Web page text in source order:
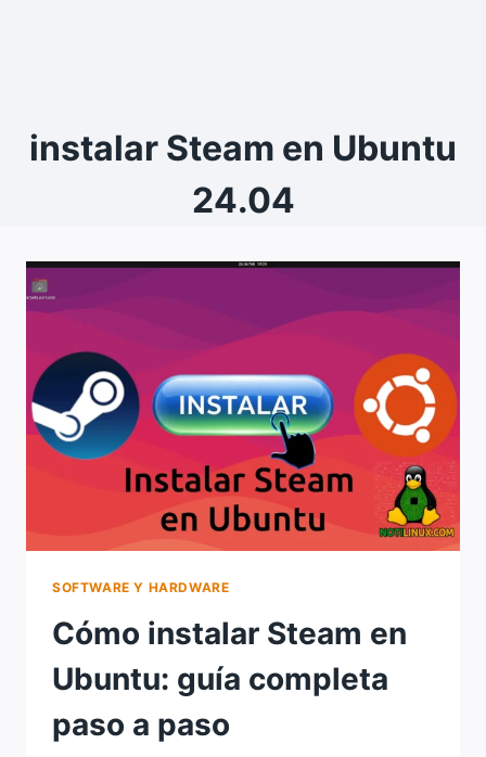
instalar Steam en Ubuntu
24.04
SOFTWARE Y HARDWARE
Cómo instalar Steam en
Ubuntu: guía completa
paso a paso